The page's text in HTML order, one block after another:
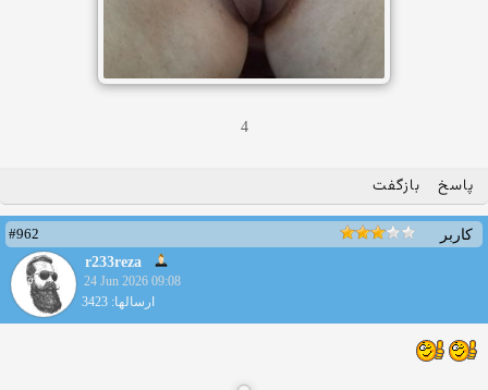
4
پاسخ بازگفت
کاربر
#962
r233reza
24 Jun 2026 09:08
ارسالها: 3423